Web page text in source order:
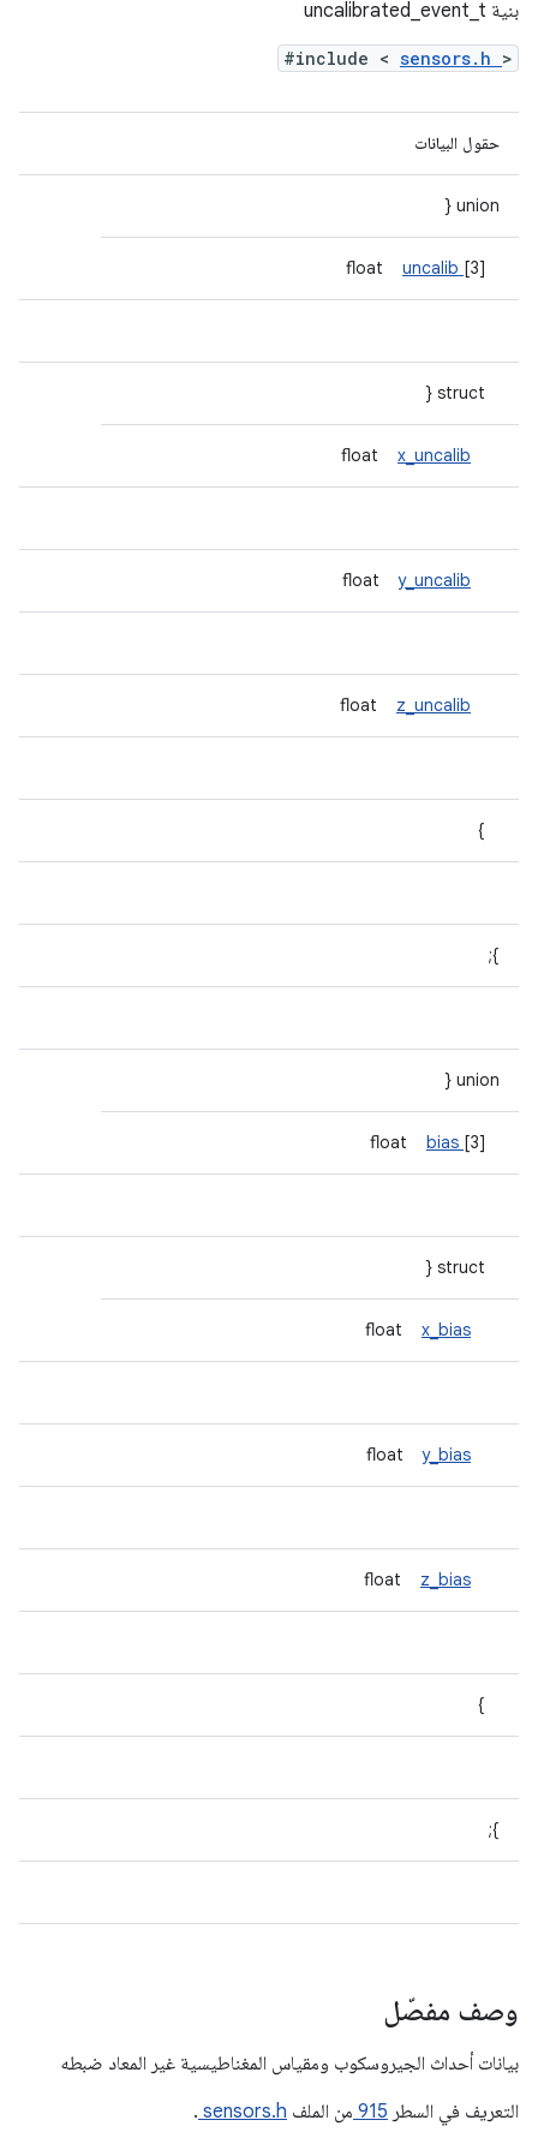
بنية uncalibrated_event_t
#include < sensors.h >
حقول البيانات
union {
uncalib [3]
x_uncalib
y_uncalib
z_uncalib
}
};
union {
bias [3]
x_bias
y_bias
z_bias
}
};
وصف مفصّل
بيانات أحداث الجيروسكوب ومقياس المغناطيسية غير المعاد ضبطه
التعريف في السطر 915 من الملف sensors.h
.